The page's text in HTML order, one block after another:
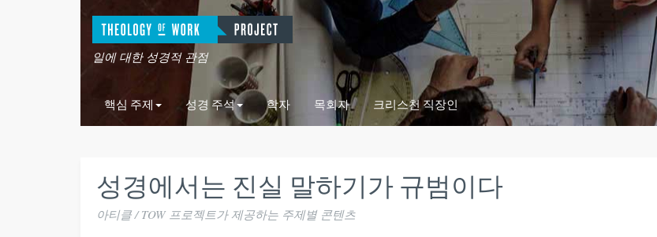
일에 대한 성경적 관점
핵심 주제 성경 주석 학자 목회자 크리스천 직장인
성경에서는 진실 말하기가 규범이다
아티클 / TOW 프로젝트가 제공하는 주제별 콘텐츠